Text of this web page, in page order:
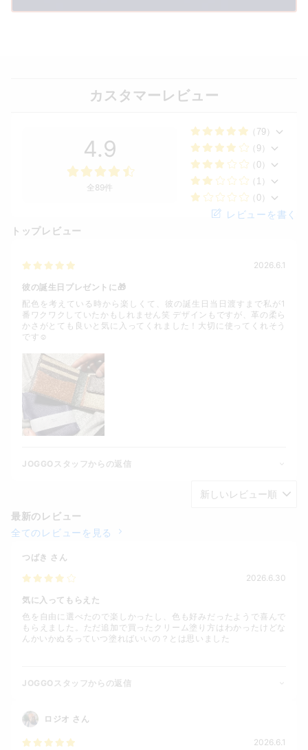
カスタマーレビュー
4.9
全89件
（79）
（9）
（0）
（1）
（0）
レビューを書く
トップレビュー
2026.6.1
彼の誕生日プレゼントに🎁
配色を考えている時から楽しくて、彼の誕生日当日渡すまで私が1
番ワクワクしていたかもしれません笑 デザインもですが、革の柔ら
かさがとても良いと気に入ってくれました！大切に使ってくれそう
です☺️
JOGGOスタッフからの返信
最新のレビュー
全てのレビューを見る
つばき さん
2026.6.30
気に入ってもらえた
色を自由に選べたので楽しかったし、色も好みだったようで喜んで
もらえました。ただ追加で買ったクリーム塗り方はわかったけどな
んかいかぬるっていつ塗ればいいの？とは思いました
JOGGOスタッフからの返信
ロジオ さん
2026.6.1